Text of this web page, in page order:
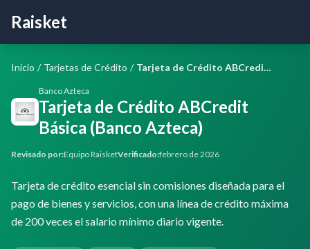
Raisket
Inicio / Tarjetas de Crédito / Tarjeta de Crédito ABCredit Básica (Banco Azteca)
Banco Azteca
Tarjeta de Crédito ABCredit
Básica (Banco Azteca)
Revisado por:Equipo RaisketVerificado:febrero de 2026
Tarjeta de crédito esencial sin comisiones diseñada para el
pago de bienes y servicios, con una línea de crédito máxima
de 200 veces el salario mínimo diario vigente.